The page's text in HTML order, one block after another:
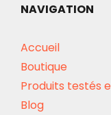
NAVIGATION
Accueil
Boutique
Produits testés
Blog